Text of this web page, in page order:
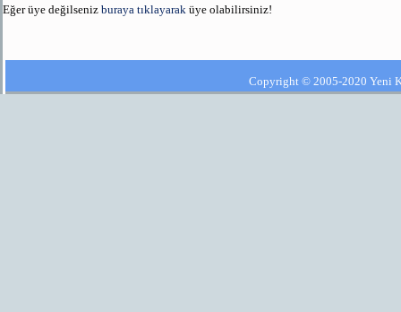
Eğer üye değilseniz buraya tıklayarak üye olabilirsiniz!
Copyright © 2005-2020 Yeni